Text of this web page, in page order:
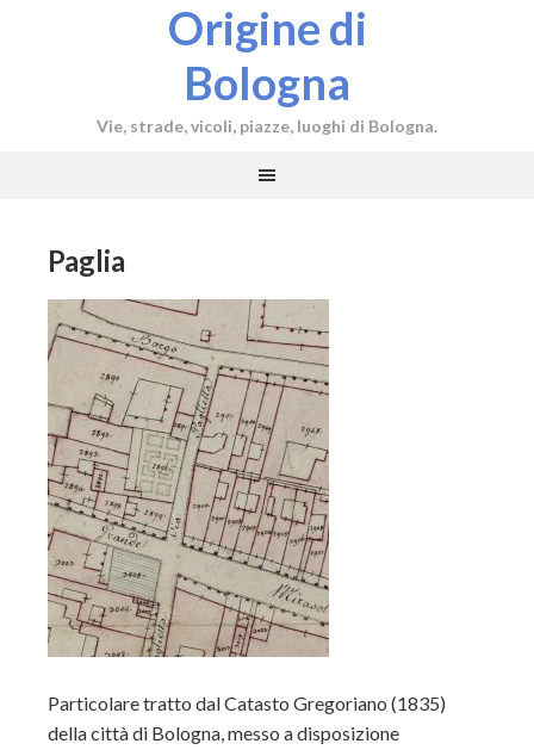
Origine di
Bologna
Vie, strade, vicoli, piazze, luoghi di Bologna.
Paglia
Particolare tratto dal Catasto Gregoriano (1835)
della città di Bologna, messo a disposizione